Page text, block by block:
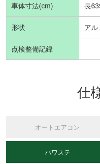
車体寸法(cm) 長
形状 アル
点検整備記録
仕
オートエアコン
パワステ